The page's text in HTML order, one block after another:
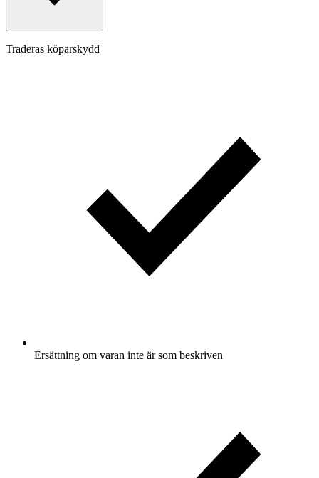
Traderas köparskydd
Ersättning om varan inte är som beskriven